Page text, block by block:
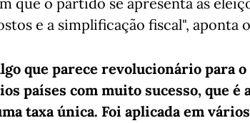
e a simplificação fiscal", aponta
que parece revolucionário para o
países com muito sucesso, que é
taxa única. Foi aplicada em